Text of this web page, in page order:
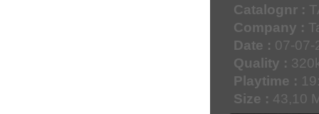
Catalognr :
Company :
Date : 07-07-
Quality :
Playtime :
Size : 43,10